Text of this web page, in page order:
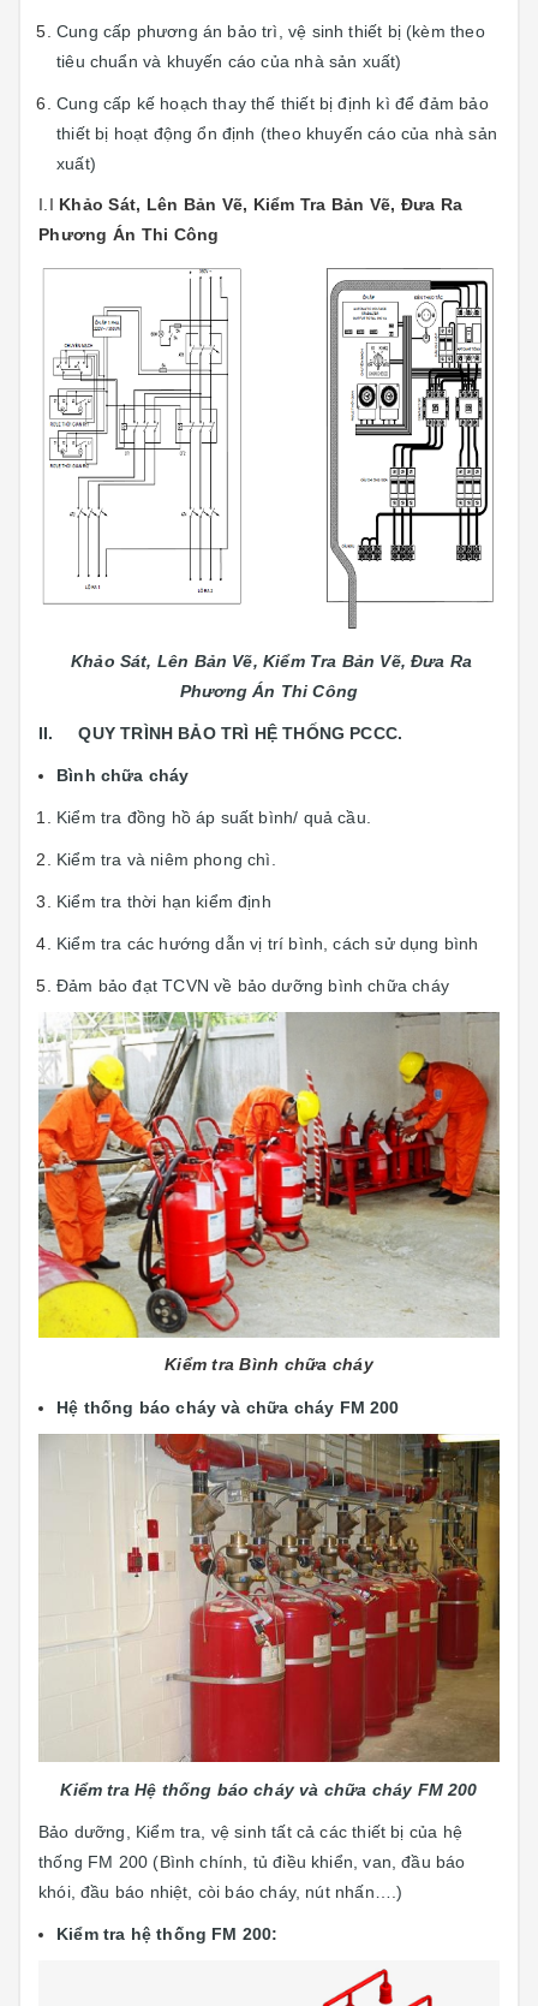
Cung cấp phương án bảo trì, vệ sinh thiết bị (kèm theo
tiêu chuẩn và khuyến cáo của nhà sản xuất)
Cung cấp kế hoạch thay thế thiết bị định kì để đảm bảo
thiết bị hoạt động ổn định (theo khuyến cáo của nhà sản
xuất)
I.I Khảo Sát, Lên Bản Vẽ, Kiểm Tra Bản Vẽ, Đưa Ra
Phương Án Thi Công
Khảo Sát, Lên Bản Vẽ, Kiểm Tra Bản Vẽ, Đưa Ra
Phương Án Thi Công
II. QUY TRÌNH BẢO TRÌ HỆ THỐNG PCCC.
Bình chữa cháy
Kiểm tra đồng hồ áp suất bình/ quả cầu.
Kiểm tra và niêm phong chì.
Kiểm tra thời hạn kiểm định
Kiểm tra các hướng dẫn vị trí bình, cách sử dụng bình
Đảm bảo đạt TCVN về bảo dưỡng bình chữa cháy
Kiểm tra Bình chữa cháy
Hệ thống báo cháy và chữa cháy FM 200
Kiểm tra Hệ thống báo cháy và chữa cháy FM 200
Bảo dưỡng, Kiểm tra, vệ sinh tất cả các thiết bị của hệ
thống FM 200 (Bình chính, tủ điều khiển, van, đầu báo
khói, đầu báo nhiệt, còi báo cháy, nút nhấn….)
Kiểm tra hệ thống FM 200: